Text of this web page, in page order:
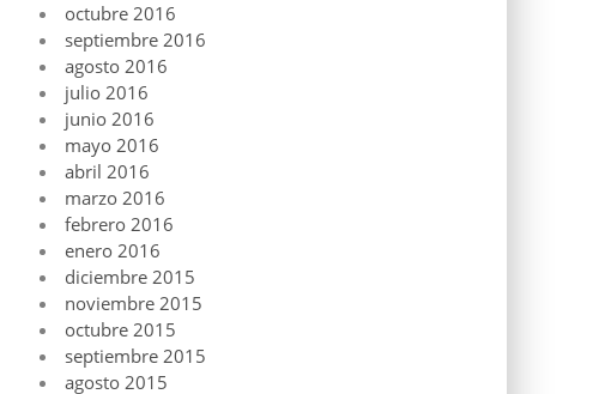
octubre 2016
septiembre 2016
agosto 2016
julio 2016
junio 2016
mayo 2016
abril 2016
marzo 2016
febrero 2016
enero 2016
diciembre 2015
noviembre 2015
octubre 2015
septiembre 2015
agosto 2015